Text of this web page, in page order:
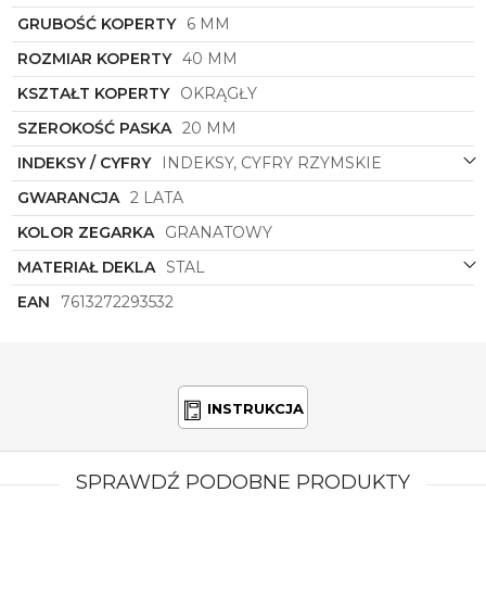
GRUBOŚĆ KOPERTY 6 MM
ROZMIAR KOPERTY 40 MM
KSZTAŁT KOPERTY OKRĄGŁY
SZEROKOŚĆ PASKA 20 MM
INDEKSY / CYFRY
INDEKSY, CYFRY RZYMSKIE
GWARANCJA 2 LATA
KOLOR ZEGARKA GRANATOWY
MATERIAŁ DEKLA STAL
EAN
7613272293532
INSTRUKCJA
SPRAWDŹ PODOBNE PRODUKTY